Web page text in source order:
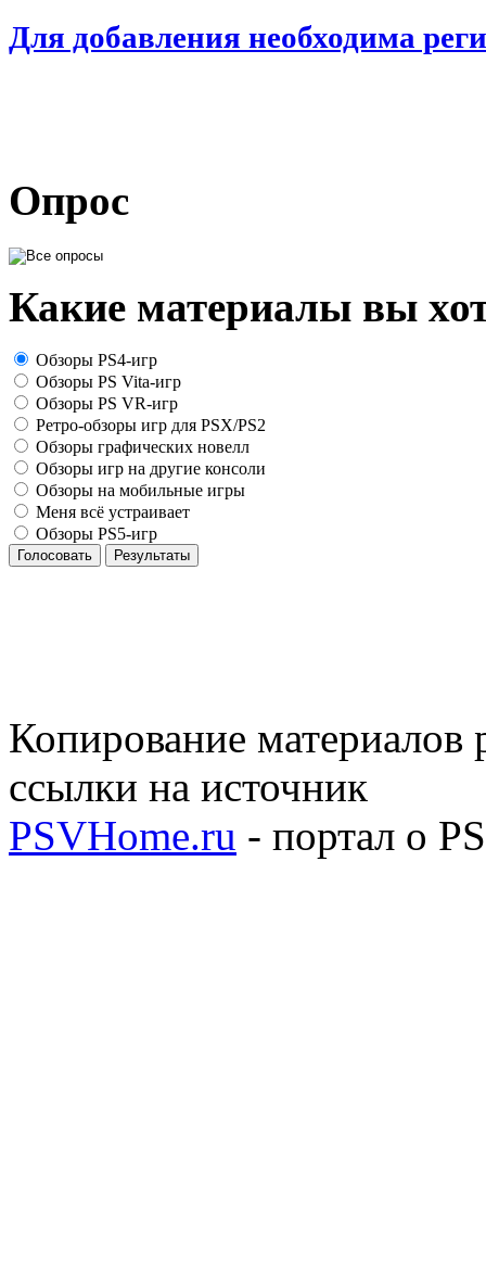
Для добавления необходима
Опрос
Какие материалы вы
Обзоры PS4-игр
Обзоры PS Vita-игр
Обзоры PS VR-игр
Ретро-обзоры игр для PSX/PS2
Обзоры графических новелл
Обзоры игр на другие консоли
Обзоры на мобильные игры
Меня всё устраивает
Обзоры PS5-игр
Голосовать Результаты
Копирование материалов
ссылки на источник
PSVHome.ru - портал о